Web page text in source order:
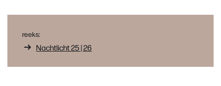
reeks:
Nachtlicht 25 | 26